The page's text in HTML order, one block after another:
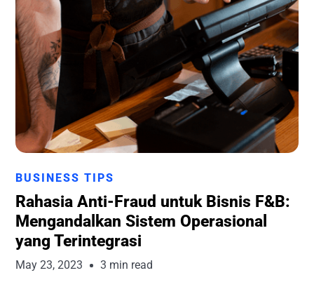
Runchise Team
BUSINESS TIPS
Rahasia Anti-Fraud untuk Bisnis F&B:
Mengandalkan Sistem Operasional
yang Terintegrasi
May 23, 2023 3 min read